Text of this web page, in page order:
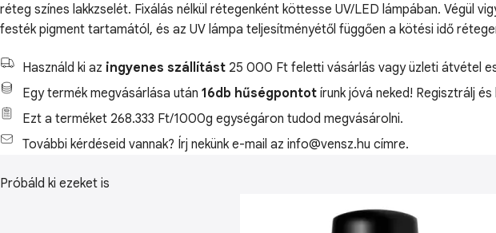
réteg színes lakkzselét. Fixálás nélkül rétegenként köttesse UV/LED lámpában. Végül
festék pigment tartamától, és az UV lámpa teljesítményétől függően a kötési idő
Használd ki az ingyenes szállítást 25 000 Ft feletti vásárlás vagy üzleti átvétel
Egy termék megvásárlása után 16db hűségpontot írunk jóvá neked! Regisztrálj
Ezt a terméket 268.333 Ft/1000g egységáron tudod megvásárolni.
További kérdéseid vannak? Írj nekünk e-mail az info@vensz.hu címre.
Próbáld ki ezeket is